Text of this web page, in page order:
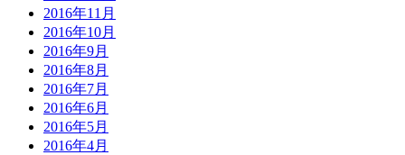
2016年11月
2016年10月
2016年9月
2016年8月
2016年7月
2016年6月
2016年5月
2016年4月